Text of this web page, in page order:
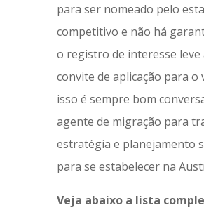
para ser nomeado pelo
competitivo e não há
o registro de interesse leve
convite de aplicação para o
isso é sempre bom
agente de migração para
estratégia e planejamento
para se estabelecer na
Veja abaixo a lista